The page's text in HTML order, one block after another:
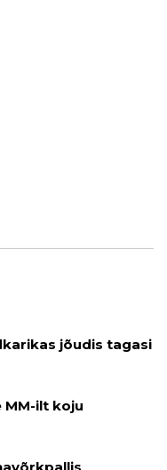
jõudis tagasi
ilt koju